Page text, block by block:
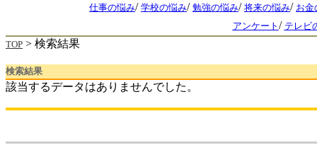
仕事の悩み/ 学校の悩み/ 勉強の悩み/ 将来の悩み/ お金
アンケート / テレビ
TOP > 検索結果
検索結果
該当するデータはありませんでした。